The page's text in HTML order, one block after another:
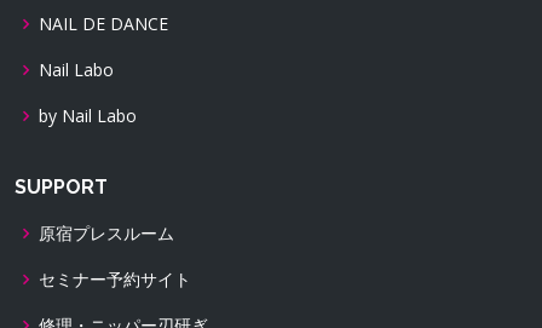
NAIL DE DANCE
Nail Labo
by Nail Labo
SUPPORT
原宿プレスルーム
セミナー予約サイト